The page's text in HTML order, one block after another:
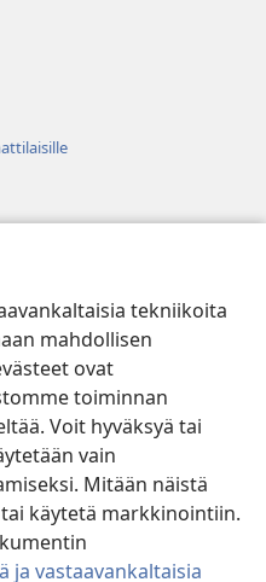
tekniikoita
mahdollisen
ovat
toiminnan
Voit hyväksyä tai
vain
Mitään näistä
käytetä markkinointiin.
ja vastaavankaltaisia